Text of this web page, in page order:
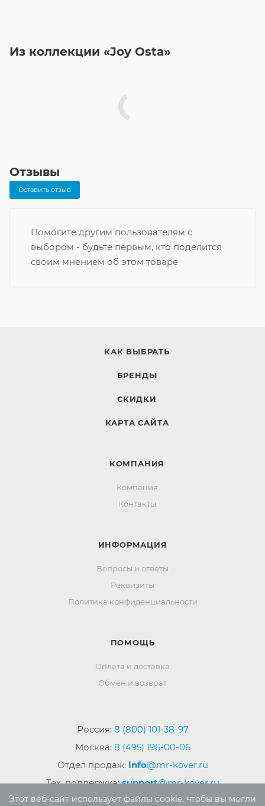
Из коллекции «Joy Osta»
Отзывы
Оставить отзыв
Помогите другим пользователям с
выбором - будьте первым, кто поделится
своим мнением об этом товаре
КАК ВЫБРАТЬ
БРЕНДЫ
СКИДКИ
КАРТА САЙТА
КОМПАНИЯ
Компания
Контакты
ИНФОРМАЦИЯ
Вопросы и ответы
Реквизиты
Политика конфиденциальности
ПОМОЩЬ
Оплата и доставка
Обмен и возврат
Россия: 8 (800) 101-38-97
Москва: 8 (495) 196-00-06
Отдел продаж: info@mr-kover.ru
Тех. поддержка:support@mr-kover.ru
Этот веб-сайт использует файлы cookie, чтобы вы могли